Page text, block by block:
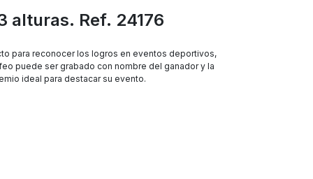
alturas. Ref. 24176
para reconocer los logros en eventos deportivos,
puede ser grabado con nombre del ganador y la
ideal para destacar su evento.